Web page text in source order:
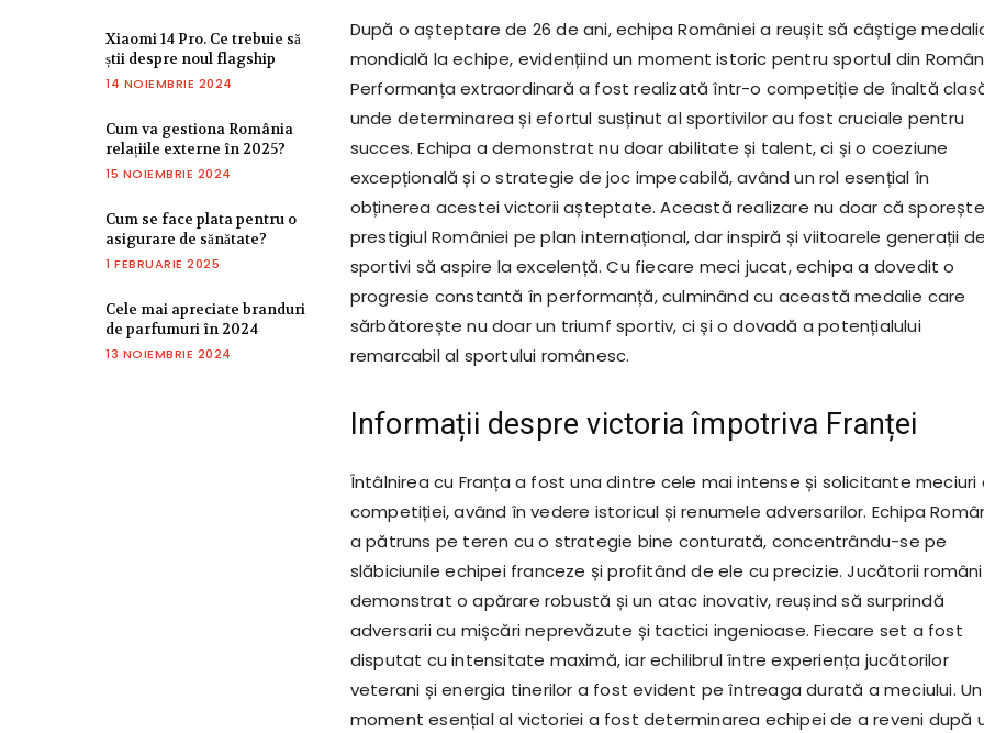
Xiaomi 14 Pro. Ce trebuie să
știi despre noul flagship
14 NOIEMBRIE 2024
Cum va gestiona România
relațiile externe în 2025?
15 NOIEMBRIE 2024
Cum se face plata pentru o
asigurare de sănătate?
1 FEBRUARIE 2025
Cele mai apreciate branduri
de parfumuri în 2024
13 NOIEMBRIE 2024
După o așteptare de 26 de ani, echipa României a reușit să câștige
mondială la echipe, evidențiind un moment istoric pentru sportul din
Performanța extraordinară a fost realizată într-o competiție de înaltă
unde determinarea și efortul susținut al sportivilor au fost cruciale pentru
succes. Echipa a demonstrat nu doar abilitate și talent, ci și o coeziune
excepțională și o strategie de joc impecabilă, având un rol esențial în
obținerea acestei victorii așteptate. Această realizare nu doar că sporește
prestigiul României pe plan internațional, dar inspiră și viitoarele generații de
sportivi să aspire la excelență. Cu fiecare meci jucat, echipa a dovedit o
progresie constantă în performanță, culminând cu această medalie care
sărbătorește nu doar un triumf sportiv, ci și o dovadă a potențialului
remarcabil al sportului românesc.
Informații despre victoria împotriva Franței
Întâlnirea cu Franța a fost una dintre cele mai intense și solicitante meciuri
competiției, având în vedere istoricul și renumele adversarilor. Echipa
a pătruns pe teren cu o strategie bine conturată, concentrându-se pe
slăbiciunile echipei franceze și profitând de ele cu precizie. Jucătorii
demonstrat o apărare robustă și un atac inovativ, reușind să surprindă
adversarii cu mișcări neprevăzute și tactici ingenioase. Fiecare set a fost
disputat cu intensitate maximă, iar echilibrul între experiența jucătorilor
veterani și energia tinerilor a fost evident pe întreaga durată a meciului. Un
moment esențial al victoriei a fost determinarea echipei de a reveni după